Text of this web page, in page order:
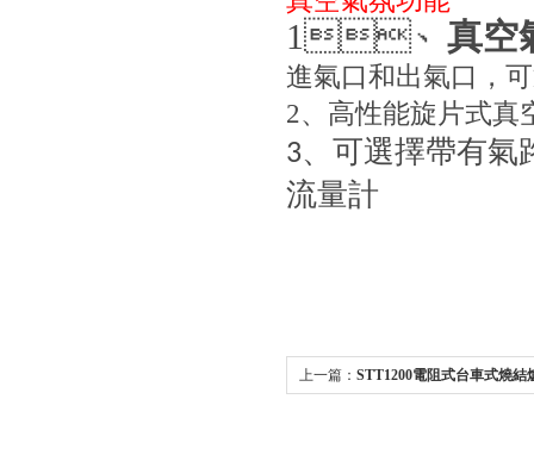
1、 真空
進氣口和出氣口，
2、高性能旋片式真空
3、可選擇帶有
流量計
上一篇： STT1200電阻式台車式燒結